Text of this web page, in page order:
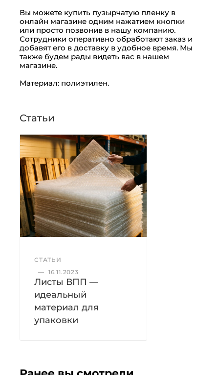
Вы можете купить пузырчатую пленку в
онлайн магазине одним нажатием кнопки
или просто позвонив в нашу компанию.
Сотрудники оперативно обработают заказ и
добавят его в доставку в удобное время. Мы
также будем рады видеть вас в нашем
магазине.
Материал: полиэтилен.
Статьи
СТАТЬИ
— 16.11.2023
Листы ВПП —
идеальный
материал для
упаковки